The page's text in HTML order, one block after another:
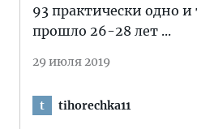
93 практически одно и
прошло 26-28 лет ...
29 июля 2019
t tihorechka11